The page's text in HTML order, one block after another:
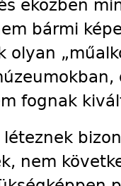
eközben
bármi
olyan
fognak
nem